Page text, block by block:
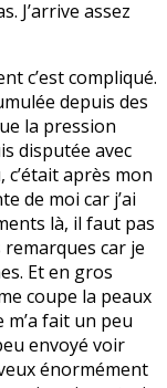
J’arrive assez
c’est compliqué.
depuis des
la pression
disputée avec
c’était après mon
de moi car j’ai
là, il faut pas
car je
Et en gros
coupe la peaux
m’a fait un peu
envoyé voir
énormément